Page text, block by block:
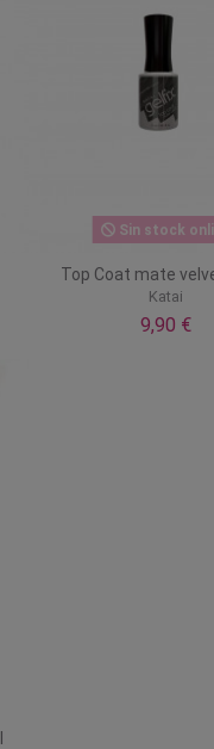
Sin stock
Top Coat mate
Katai
9,90 €